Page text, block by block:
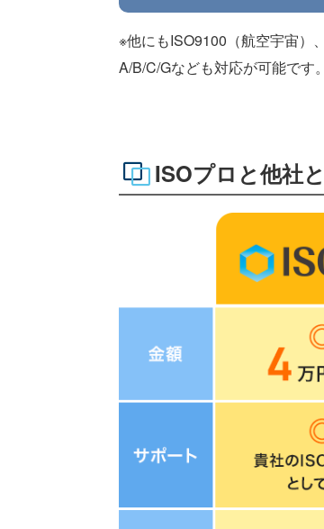
※他にもISO9100（航空宇宙）
A/B/C/Gなども対応が可能です
ISOプロと他社